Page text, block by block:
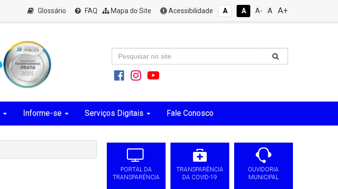
Glossário FAQ Mapa do Site Acessibilidade A A A- A A+
Informe-se Serviços Digitais Fale Conosco
PORTAL DA
TRANSPARÊNCIA
TRANSPARÊNCIA
DA COVID-19
OUVIDORIA
MUNICIPAL